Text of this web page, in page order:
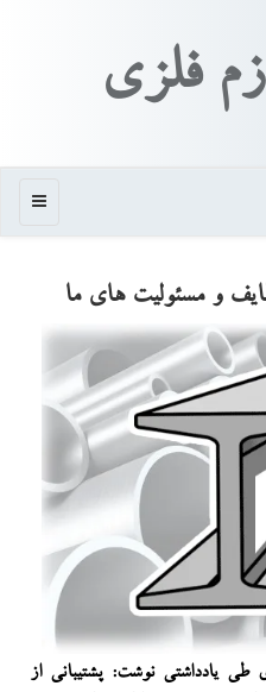
فلزی
منو
و مسئولیت های ما
یادداشتی نوشت: پشتیبانی از